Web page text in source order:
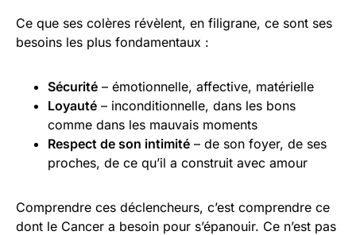
Ce que ses colères révèlent, en filigrane, ce sont ses
besoins les plus fondamentaux :
Sécurité – émotionnelle, affective, matérielle
Loyauté – inconditionnelle, dans les bons
comme dans les mauvais moments
Respect de son intimité – de son foyer, de ses
proches, de ce qu’il a construit avec amour
Comprendre ces déclencheurs, c’est comprendre ce
dont le Cancer a besoin pour s’épanouir. Ce n’est pas